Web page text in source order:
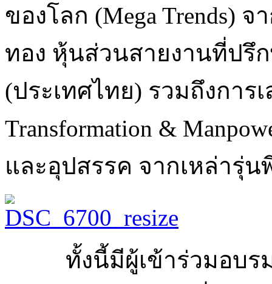
ของโลก (Mega Trends)
ทอง หุ้นส่วนสายงานที่ปรึก
(ประเทศไทย) รวมถึงการ
Transformation &
และอุปสรรค จากเหล่ารุ่น
ทั้งนี้มีผู้เข้าร่วมอบร